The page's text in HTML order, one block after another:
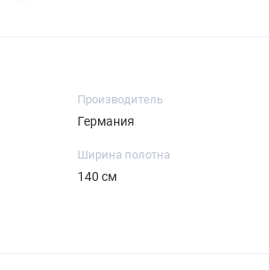
Производитель
Германия
Ширина полотна
140 см